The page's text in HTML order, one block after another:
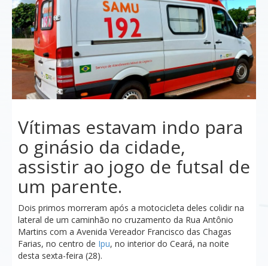
Vítimas estavam indo para
o ginásio da cidade,
assistir ao jogo de futsal de
um parente.
Dois primos morreram após a motocicleta deles colidir na
lateral de um caminhão no cruzamento da Rua Antônio
Martins com a Avenida Vereador Francisco das Chagas
Farias, no centro de Ipu, no interior do Ceará, na noite
desta sexta-feira (28).